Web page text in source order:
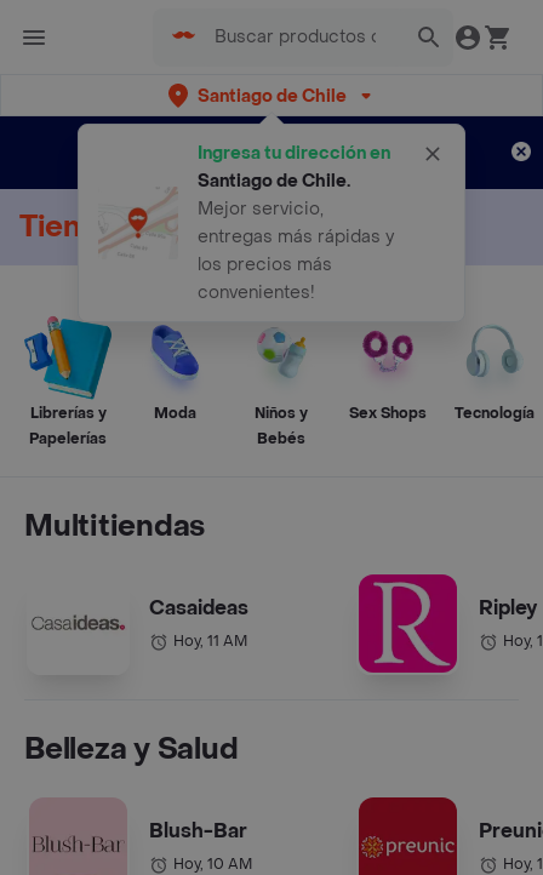
Santiago de Chile
Ingresa tu dirección en
Santiago de Chile.
Mejor servicio,
entregas más rápidas y
los precios más
convenientes!
envíos gratis por semanas
Aplican TyC
Tienda Online
Librerías y
Papelerías
Moda
Niños y
Bebés
Sex Shops Tecnología
Multitiendas
Casaideas
Hoy, 11 AM
Ripley
Hoy,
Belleza y Salud
Blush-Bar
Hoy, 10 AM Hoy,